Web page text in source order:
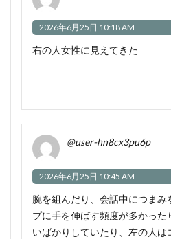
2026年6月25日 10:18 AM
右の人女性に見えてきた
@user-hn8cx3pu6p
2026年6月25日 10:45 AM
腕を組んだり、会話中につまみ
プに手を伸ばす頻度が多かっ
いばかりしていたり、左の人